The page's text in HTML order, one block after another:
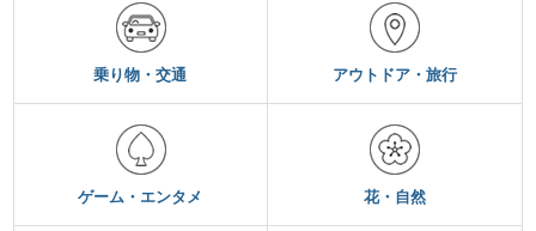
乗り物・交通 アウトドア・旅行
ゲーム・エンタメ 花・自然